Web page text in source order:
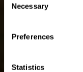
time.
Selection
Necessary
Preferences
Statistics
Wo?